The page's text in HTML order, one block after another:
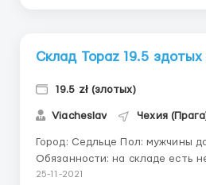
Склад Topaz 19.5 здотых
19.5 zł (злотых)
Viacheslav Чехия
Город: Седльце Пол: мужчины
Обязанности: на складе есть
упаковка продукции; — сбор
25-11-2021